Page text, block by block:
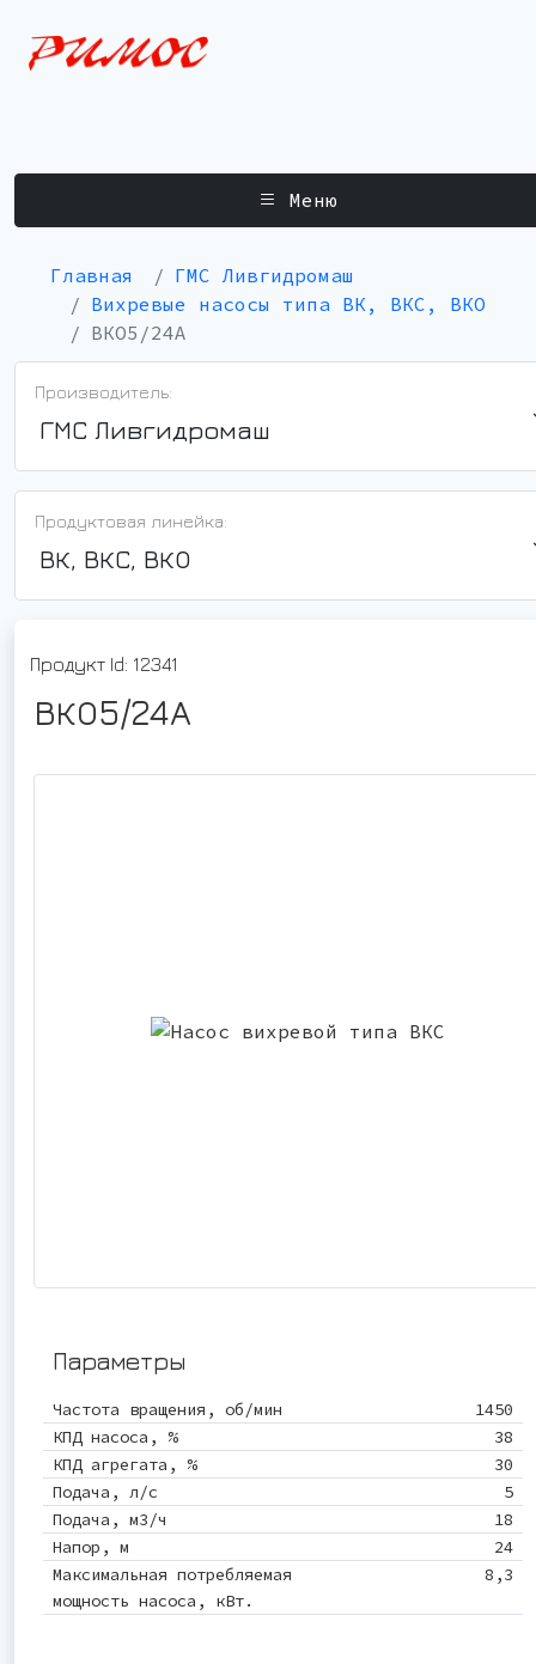
Меню
Главная
ГМС Ливгидромаш
Вихревые насосы типа ВК, ВКС, ВКО
ВКО5/24А
Производитель:
ГМС Ливгидромаш
Продуктовая линейка:
ВК, ВКС, ВКО
Продукт Id: 12341
ВКО5/24А
Параметры
Частота вращения, об/мин
1450
КПД насоса, %
38
КПД агрегата, %
30
Подача, л/с
5
Подача, м3/ч
18
Напор, м
24
Максимальная потребляемая
мощность насоса, кВт.
8,3